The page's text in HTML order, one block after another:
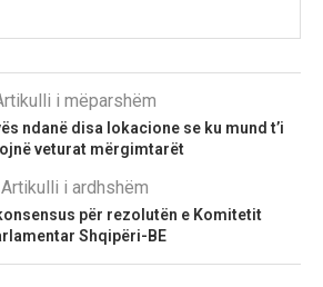
i mëparshëm
ndanë disa lokacione se ku mund t’i
veturat mërgimtarët
Artikulli i ardhshëm
për rezolutën e Komitetit
Shqipëri-BE